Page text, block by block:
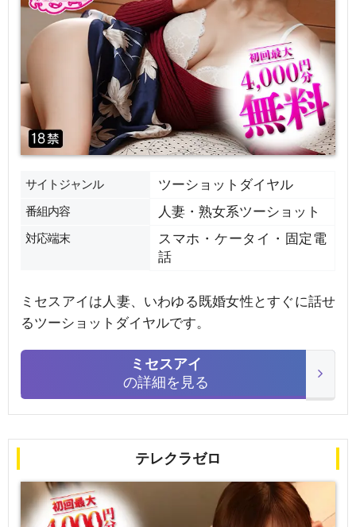
サイトジャンル ツーショットダイヤル
番組内容 人妻・熟女系ツーショット
対応端末
スマホ・ケータイ・固定電
話
ミセスアイは人妻、いわゆる既婚女性とすぐに話せ
るツーショットダイヤルです。
ミセスアイ
の詳細を見る
テレクラゼロ